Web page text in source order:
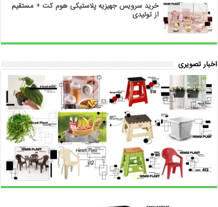
خرید سرویس جهیزیه پلاستیکی هوم کت + مستقیم
از تولیدی
اخبار تصویری